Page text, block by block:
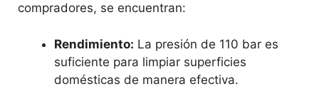
compradores, se encuentran:
Rendimiento: La presión de 110 bar es
suficiente para limpiar superficies
domésticas de manera efectiva.